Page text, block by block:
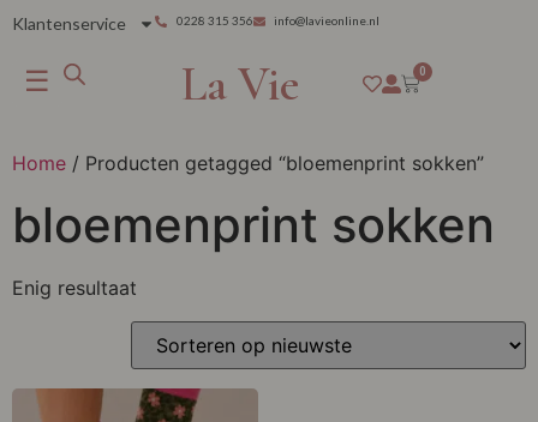
Klantenservice 0228 315 356 info@lavieonline.nl
☰ La Vie 0
Home / Producten getagged “bloemenprint sokken”
bloemenprint sokken
Enig resultaat